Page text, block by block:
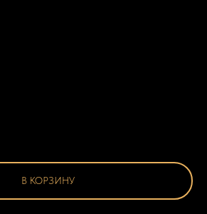
В КОРЗИНУ